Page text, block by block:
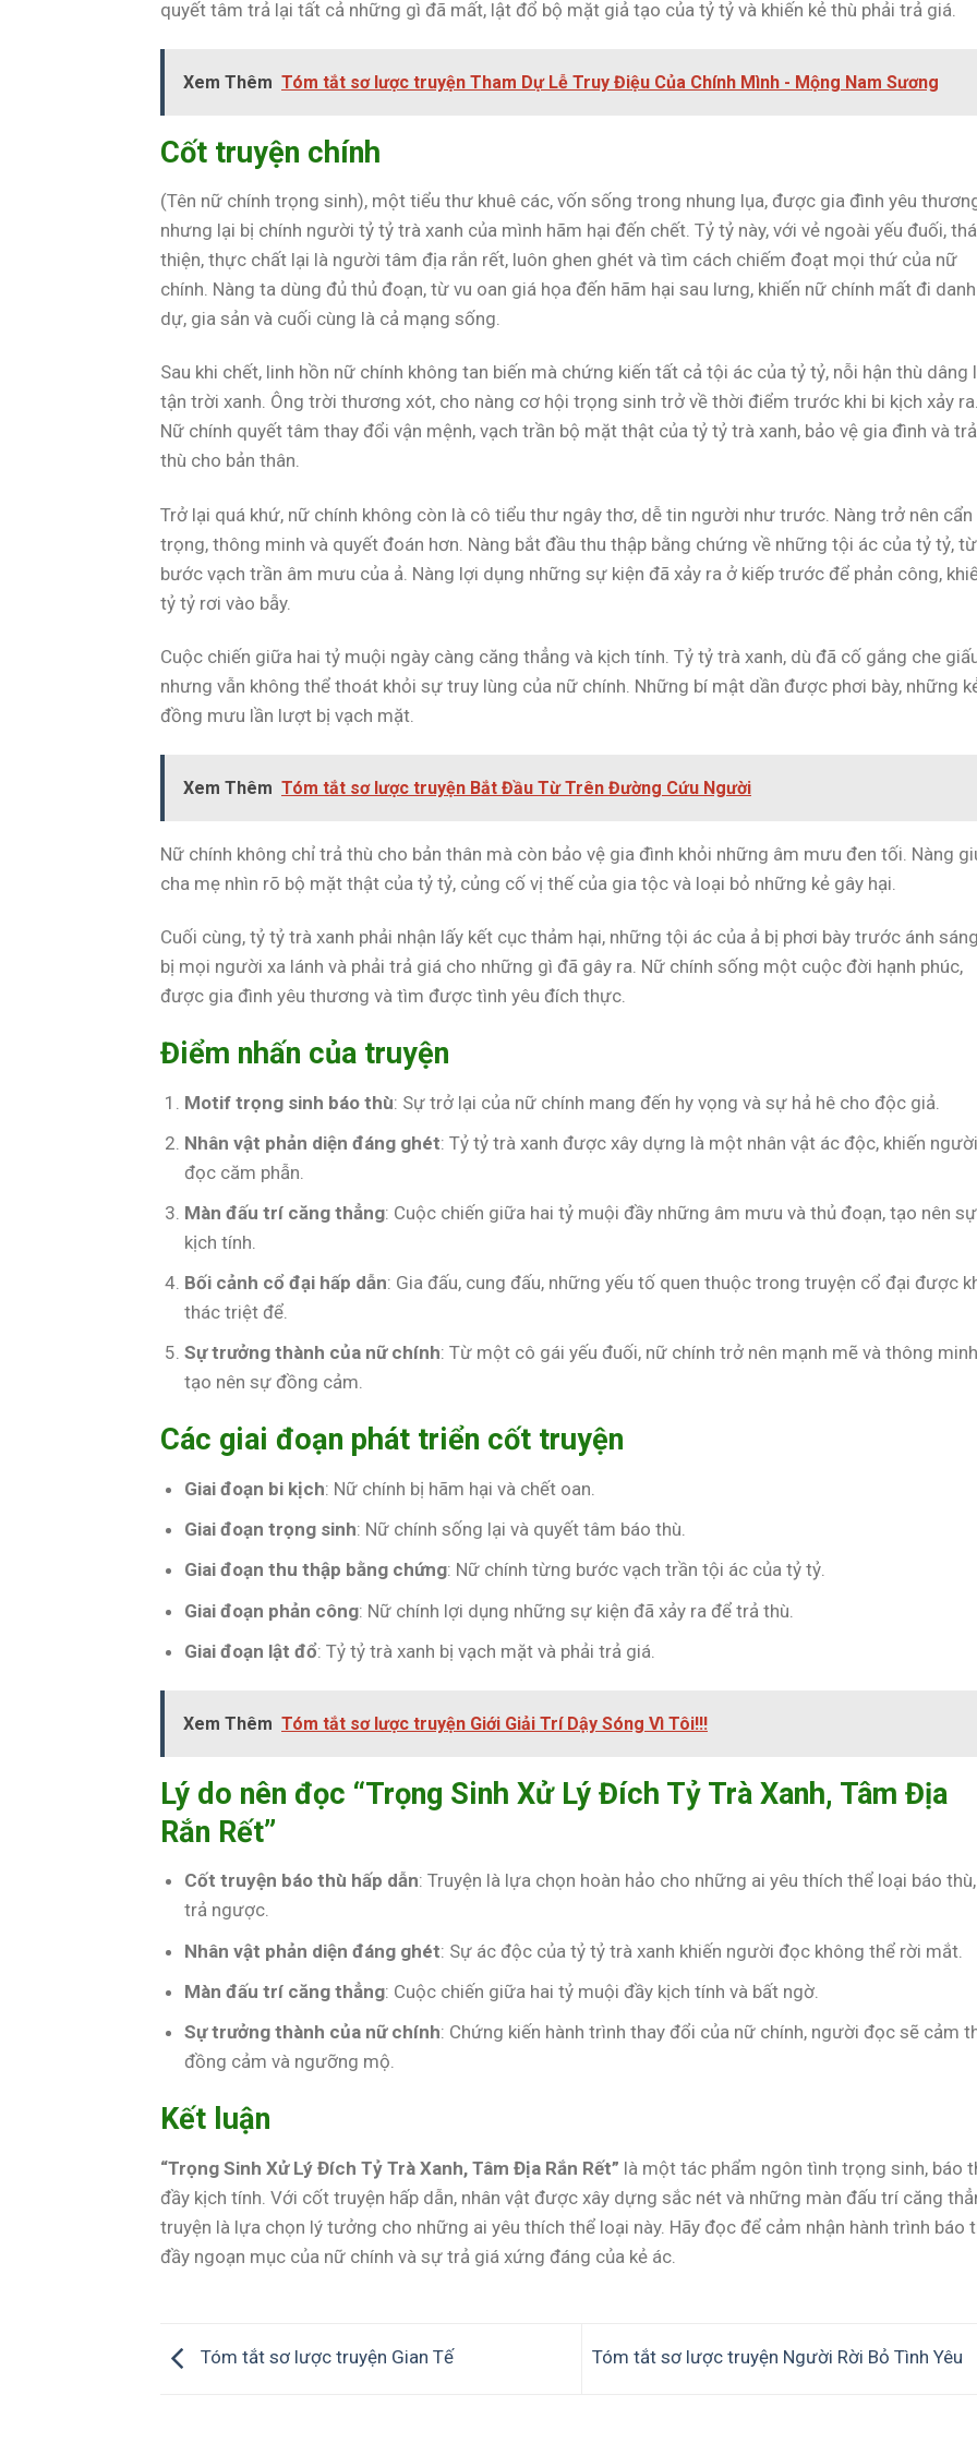
quyết tâm trả lại tất cả những gì đã mất, lật đổ bộ mặt giả tạo của tỷ tỷ và khiến kẻ thù phải trả giá.
Xem Thêm Tóm tắt sơ lược truyện Tham Dự Lễ Truy Điệu Của Chính Mình - Mộng Nam Sương
Cốt truyện chính
(Tên nữ chính trọng sinh), một tiểu thư khuê các, vốn sống trong nhung lụa, được gia đình yêu
nhưng lại bị chính người tỷ tỷ trà xanh của mình hãm hại đến chết. Tỷ tỷ này, với vẻ ngoài yếu đuối,
thiện, thực chất lại là người tâm địa rắn rết, luôn ghen ghét và tìm cách chiếm đoạt mọi thứ của nữ
chính. Nàng ta dùng đủ thủ đoạn, từ vu oan giá họa đến hãm hại sau lưng, khiến nữ chính mất đi danh
dự, gia sản và cuối cùng là cả mạng sống.
Sau khi chết, linh hồn nữ chính không tan biến mà chứng kiến tất cả tội ác của tỷ tỷ, nỗi hận thù dâng
tận trời xanh. Ông trời thương xót, cho nàng cơ hội trọng sinh trở về thời điểm trước khi bi kịch xảy ra.
Nữ chính quyết tâm thay đổi vận mệnh, vạch trần bộ mặt thật của tỷ tỷ trà xanh, bảo vệ gia đình và trả
thù cho bản thân.
Trở lại quá khứ, nữ chính không còn là cô tiểu thư ngây thơ, dễ tin người như trước. Nàng trở nên cẩn
trọng, thông minh và quyết đoán hơn. Nàng bắt đầu thu thập bằng chứng về những tội ác của tỷ tỷ,
bước vạch trần âm mưu của ả. Nàng lợi dụng những sự kiện đã xảy ra ở kiếp trước để phản công,
tỷ tỷ rơi vào bẫy.
Cuộc chiến giữa hai tỷ muội ngày càng căng thẳng và kịch tính. Tỷ tỷ trà xanh, dù đã cố gắng che
nhưng vẫn không thể thoát khỏi sự truy lùng của nữ chính. Những bí mật dần được phơi bày, những
đồng mưu lần lượt bị vạch mặt.
Xem Thêm Tóm tắt sơ lược truyện Bắt Đầu Từ Trên Đường Cứu Người
Nữ chính không chỉ trả thù cho bản thân mà còn bảo vệ gia đình khỏi những âm mưu đen tối. Nàng
cha mẹ nhìn rõ bộ mặt thật của tỷ tỷ, củng cố vị thế của gia tộc và loại bỏ những kẻ gây hại.
Cuối cùng, tỷ tỷ trà xanh phải nhận lấy kết cục thảm hại, những tội ác của ả bị phơi bày trước ánh
bị mọi người xa lánh và phải trả giá cho những gì đã gây ra. Nữ chính sống một cuộc đời hạnh phúc,
được gia đình yêu thương và tìm được tình yêu đích thực.
Điểm nhấn của truyện
Motif trọng sinh báo thù: Sự trở lại của nữ chính mang đến hy vọng và sự hả hê cho độc giả.
Nhân vật phản diện đáng ghét: Tỷ tỷ trà xanh được xây dựng là một nhân vật ác độc, khiến người
đọc căm phẫn.
Màn đấu trí căng thẳng: Cuộc chiến giữa hai tỷ muội đầy những âm mưu và thủ đoạn, tạo nên sự
kịch tính.
Bối cảnh cổ đại hấp dẫn: Gia đấu, cung đấu, những yếu tố quen thuộc trong truyện cổ đại được
thác triệt để.
Sự trưởng thành của nữ chính: Từ một cô gái yếu đuối, nữ chính trở nên mạnh mẽ và thông
tạo nên sự đồng cảm.
Các giai đoạn phát triển cốt truyện
Giai đoạn bi kịch: Nữ chính bị hãm hại và chết oan.
Giai đoạn trọng sinh: Nữ chính sống lại và quyết tâm báo thù.
Giai đoạn thu thập bằng chứng: Nữ chính từng bước vạch trần tội ác của tỷ tỷ.
Giai đoạn phản công: Nữ chính lợi dụng những sự kiện đã xảy ra để trả thù.
Giai đoạn lật đổ: Tỷ tỷ trà xanh bị vạch mặt và phải trả giá.
Xem Thêm Tóm tắt sơ lược truyện Giới Giải Trí Dậy Sóng Vì Tôi!!!
Lý do nên đọc “Trọng Sinh Xử Lý Đích Tỷ Trà Xanh, Tâm Địa
Rắn Rết”
Cốt truyện báo thù hấp dẫn: Truyện là lựa chọn hoàn hảo cho những ai yêu thích thể loại báo thù,
trả ngược.
Nhân vật phản diện đáng ghét: Sự ác độc của tỷ tỷ trà xanh khiến người đọc không thể rời mắt.
Màn đấu trí căng thẳng: Cuộc chiến giữa hai tỷ muội đầy kịch tính và bất ngờ.
Sự trưởng thành của nữ chính: Chứng kiến hành trình thay đổi của nữ chính, người đọc sẽ cảm
đồng cảm và ngưỡng mộ.
Kết luận
“Trọng Sinh Xử Lý Đích Tỷ Trà Xanh, Tâm Địa Rắn Rết” là một tác phẩm ngôn tình trọng sinh, báo
đầy kịch tính. Với cốt truyện hấp dẫn, nhân vật được xây dựng sắc nét và những màn đấu trí căng
truyện là lựa chọn lý tưởng cho những ai yêu thích thể loại này. Hãy đọc để cảm nhận hành trình báo
đầy ngoạn mục của nữ chính và sự trả giá xứng đáng của kẻ ác.
Tóm tắt sơ lược truyện Gian Tế Tóm tắt sơ lược truyện Người Rời Bỏ Tình Yêu